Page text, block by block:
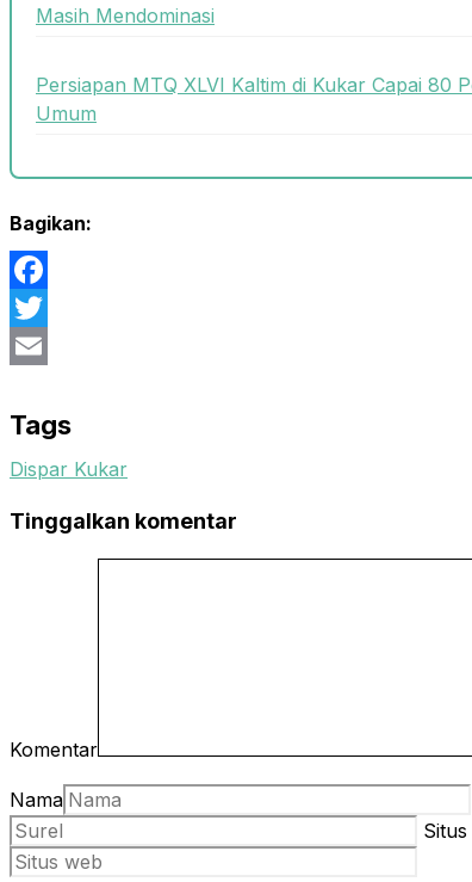
Masih Mendominasi
Persiapan MTQ XLVI Kaltim di Kukar Capai 80
Umum
Bagikan:
Facebook
Twitter
Tags
Dispar Kukar
Tinggalkan komentar
Komentar
Nama